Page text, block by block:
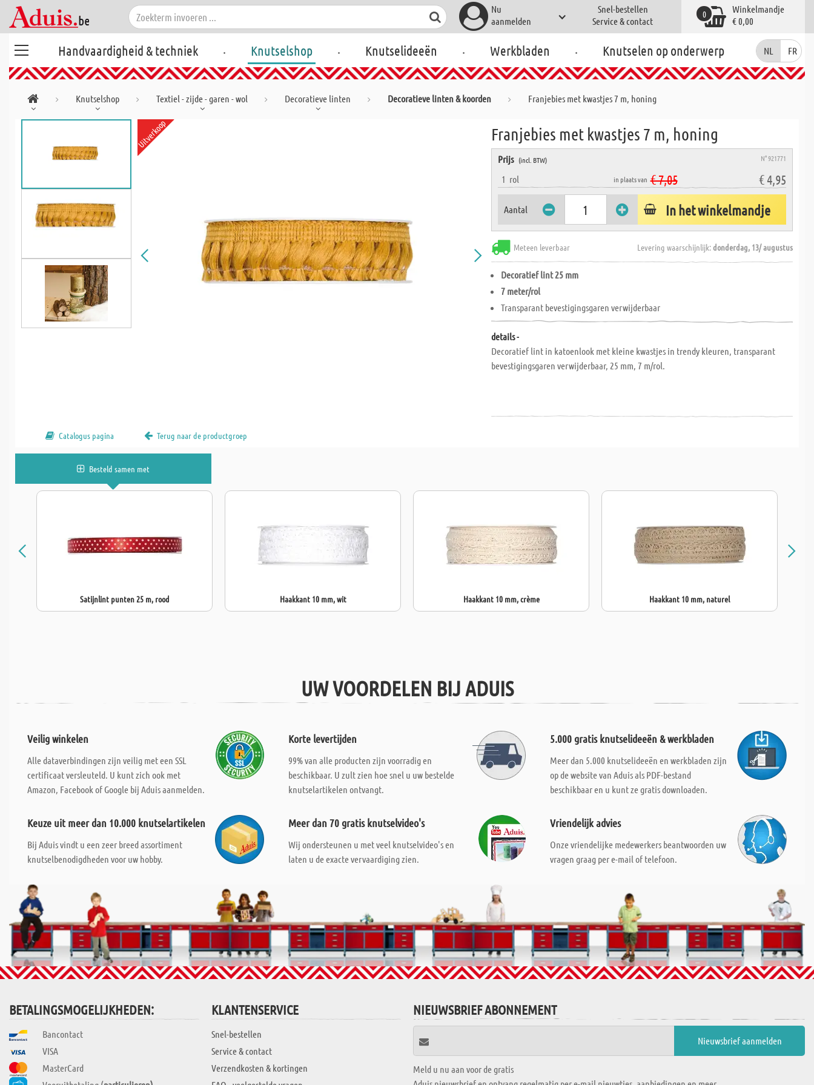
Nu
aanmelden
Snel-bestellen
Service & contact
Winkelmandje
€ 0,00
0
Handvaardigheid & techniek . Knutselshop . Knutselideeën . Werkbladen . Knutselen op onderwerp NL FR
Knutselshop Textiel - zijde - garen - wol Decoratieve linten Decoratieve linten & koorden Franjebies met kwastjes 7 m, honing
Uitverkoop Franjebies met kwastjes 7 m, honing
Prijs (incl. BTW) N° 921771
1 rol in plaats van € 7,05 € 4,95
Aantal In het winkelmandje
Meteen leverbaar Levering waarschijnlijk:donderdag, 13/ augustus
Decoratief lint 25 mm
7 meter/rol
Transparant bevestigingsgaren verwijderbaar
details -
Decoratief lint in katoenlook met kleine kwastjes in trendy kleuren, transparant
bevestigingsgaren verwijderbaar, 25 mm, 7 m/rol.
Catalogus pagina Terug naar de productgroep
Besteld samen met
Satijnlint punten 25 m, rood Haakkant 10 mm, wit Haakkant 10 mm, crème Haakkant 10 mm, naturel
UW VOORDELEN BIJ ADUIS
Veilig winkelen
Alle dataverbindingen zijn veilig met een SSL
certificaat versleuteld. U kunt zich ook met
Amazon, Facebook of Google bij Aduis aanmelden.
Korte levertijden
99% van alle producten zijn voorradig en
beschikbaar. U zult zien hoe snel u uw bestelde
knutselartikelen ontvangt.
5.000 gratis knutselideeën & werkbladen
Meer dan 5.000 knutselideeën en werkbladen zijn
op de website van Aduis als PDF-bestand
beschikbaar en u kunt ze gratis downloaden.
Keuze uit meer dan 10.000 knutselartikelen
Bij Aduis vindt u een zeer breed assortiment
knutselbenodigdheden voor uw hobby.
Meer dan 70 gratis knutselvideo's
Wij ondersteunen u met veel knutselvideo's en
laten u de exacte vervaardiging zien.
Vriendelijk advies
Onze vriendelijke medewerkers beantwoorden uw
vragen graag per e-mail of telefoon.
BETALINGSMOGELIJKHEDEN:
Bancontact
VISA
MasterCard
KLANTENSERVICE
Snel-bestellen
Service & contact
Verzendkosten & kortingen
NIEUWSBRIEF ABONNEMENT
Meld u nu aan voor de gratis